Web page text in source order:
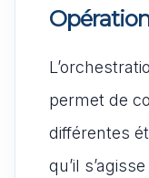
permet de
différentes
qu’il